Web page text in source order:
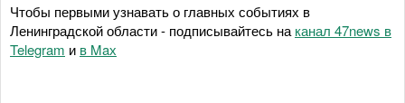
Чтобы первыми узнавать о главных событиях в
Ленинградской области - подписывайтесь на канал 47news в
Telegram и в Maх